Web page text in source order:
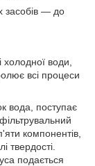
засобів — до
води,
всі процеси
вода, поступає
компонентів,
твердості.
подається